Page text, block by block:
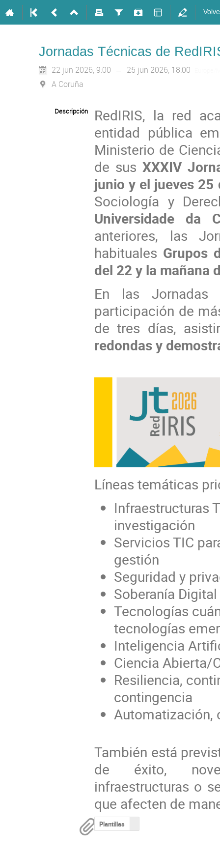
Jornadas Técnicas de
22 jun 2026, 9:00 25 jun 2026, 18:00
A Coruña
Descripción
RedIRIS, la red
entidad pública
Ministerio de
de sus XXXIV
junio y el jueves
Sociología y
Universidade da
anteriores, las
habituales Grupos
del 22 y la mañana
En las
participación de
de tres días,
redondas y
Líneas temáticas
Infraestructuras
investigación
Servicios TIC
gestión
Seguridad y
Soberanía Digital
Tecnologías
tecnologías
Inteligencia
Ciencia Abierta/
Resiliencia,
contingencia
Automatización,
También está
de éxito,
infraestructuras o
que afecten de
Plantillas